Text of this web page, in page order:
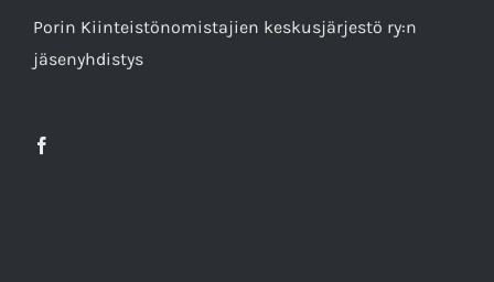
Porin Kiinteistönomistajien keskusjärjestö ry:n
jäsenyhdistys